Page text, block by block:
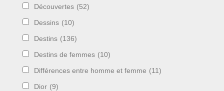
Découvertes (52)
Dessins (10)
Destins (136)
Destins de femmes (10)
Différences entre homme et femme (11)
Dior (9)